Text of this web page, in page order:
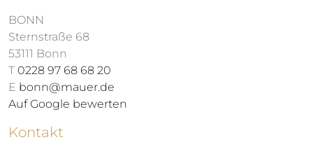
BONN
Sternstraße 68
53111 Bonn
T 0228 97 68 68 20
E bonn@mauer.de
Auf Google bewerten
Kontakt